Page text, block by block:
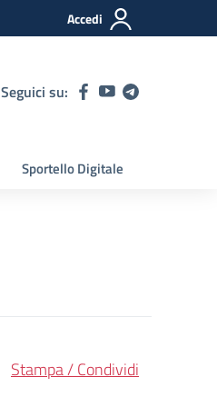
Accedi
Seguici su:
Sportello Digitale
Stampa / Condividi